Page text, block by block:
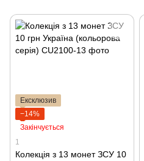
Ексклюзив
−14%
Закінчується
1
Колекція з 13 монет ЗСУ 10